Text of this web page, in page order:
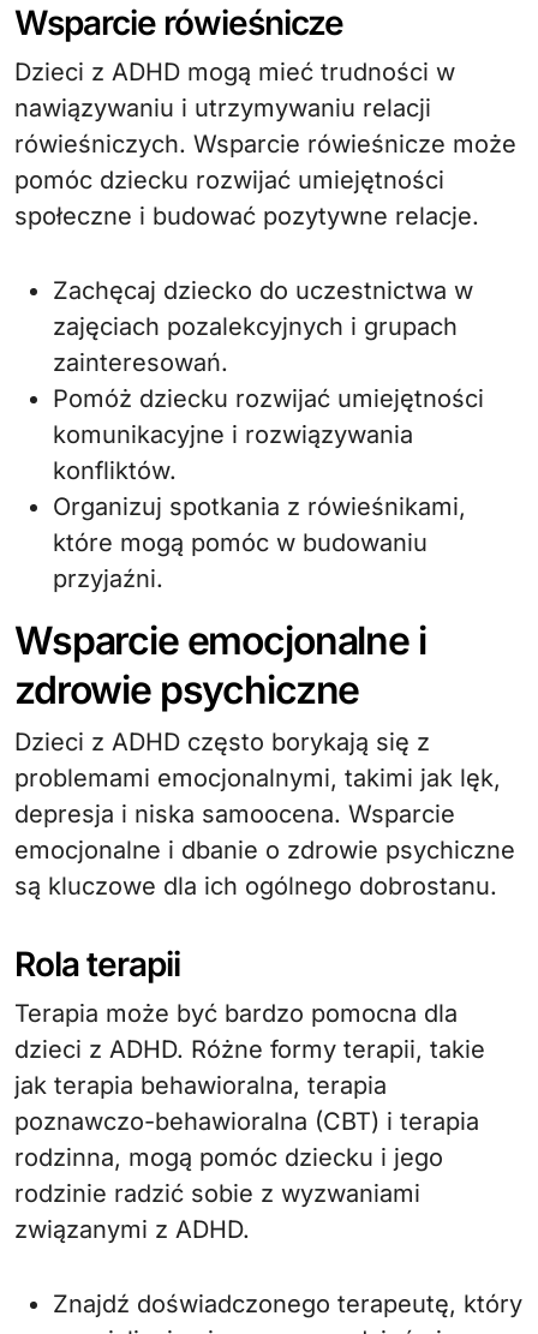
Wsparcie rówieśnicze
Dzieci z ADHD mogą mieć trudności w
nawiązywaniu i utrzymywaniu relacji
rówieśniczych. Wsparcie rówieśnicze może
pomóc dziecku rozwijać umiejętności
społeczne i budować pozytywne relacje.
Zachęcaj dziecko do uczestnictwa w
zajęciach pozalekcyjnych i grupach
zainteresowań.
Pomóż dziecku rozwijać umiejętności
komunikacyjne i rozwiązywania
konfliktów.
Organizuj spotkania z rówieśnikami,
które mogą pomóc w budowaniu
przyjaźni.
Wsparcie emocjonalne i
zdrowie psychiczne
Dzieci z ADHD często borykają się z
problemami emocjonalnymi, takimi jak lęk,
depresja i niska samoocena. Wsparcie
emocjonalne i dbanie o zdrowie psychiczne
są kluczowe dla ich ogólnego dobrostanu.
Rola terapii
Terapia może być bardzo pomocna dla
dzieci z ADHD. Różne formy terapii, takie
jak terapia behawioralna, terapia
poznawczo-behawioralna (CBT) i terapia
rodzinna, mogą pomóc dziecku i jego
rodzinie radzić sobie z wyzwaniami
związanymi z ADHD.
Znajdź doświadczonego terapeutę, który